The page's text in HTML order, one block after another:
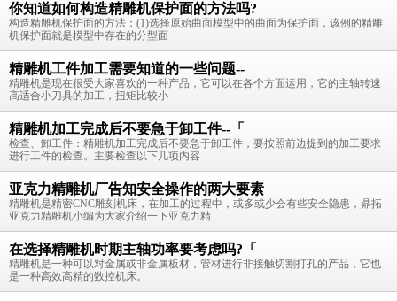
你知道如何构造精雕机保护面的方法吗?
构造精雕机保护面的方法：(1)选择原始曲面模型中的曲面为保护面，该例的精雕
机保护面就是模型中存在的分型面
精雕机工件加工需要知道的一些问题--
精雕机是现在很受大家喜欢的一种产品，它可以在各个方面运用，它的主轴转速
高适合小刀具的加工，扭矩比较小
精雕机加工完成后不要急于卸工件--「
检查、卸工件：精雕机加工完成后不要急于卸工件，要按照前边提到的加工要求
进行工件的检查。主要检查以下几项内容
亚克力精雕机厂告知安全操作的两大要素
精雕机是精密CNC雕刻机床，在加工的过程中，或多或少会有些安全隐患，鼎拓
亚克力精雕机小编为大家介绍一下亚克力精
在选择精雕机时期主轴功率要考虑吗?「
精雕机是一种可以对金属或非金属板材，管材进行非接触切割打孔的产品，它也
是一种高效高精的数控机床。